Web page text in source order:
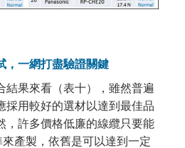
，一網打盡驗證關鍵
結果來看（表十），雖然普遍
採用較好的選材以達到最佳品
，許多價格低廉的線纜只要能
產製，依舊是可以達到一定